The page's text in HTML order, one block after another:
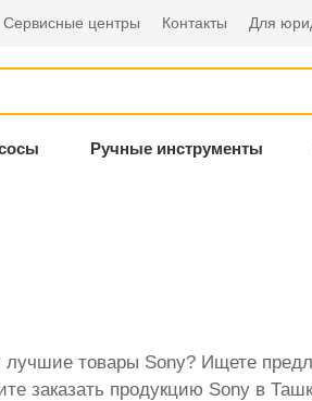
Сервисные центры Контакты Для
Ручные инструменты
лучшие товары Sony? Ищете
заказать продукцию Sony в